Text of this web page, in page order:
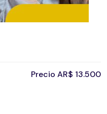
Precio AR$ 13.500